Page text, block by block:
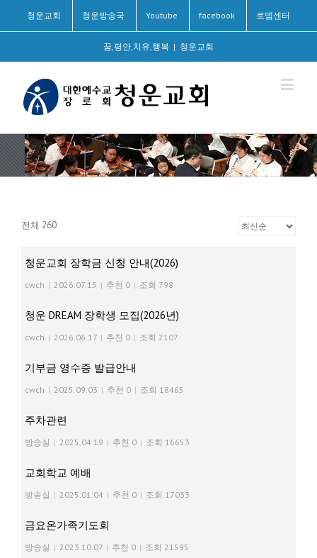
청운교회 청운방송국 Youtube facebook 로뎀센터
꿈,평안,치유,행복 | 청운교회
전체 260
청운교회 장학금 신청 안내(2026)
cwch | 2026.07.15 | 추천 0 | 조회 798
청운 DREAM 장학생 모집(2026년)
cwch | 2026.06.17 | 추천 0 | 조회 2107
기부금 영수증 발급안내
cwch | 2025.09.03 | 추천 0 | 조회 18465
주차관련
방송실 | 2025.04.19 | 추천 0 | 조회 16653
교회학교 예배
방송실 | 2025.01.04 | 추천 0 | 조회 17033
금요온가족기도회
방송실 | 2023.10.07 | 추천 0 | 조회 21595